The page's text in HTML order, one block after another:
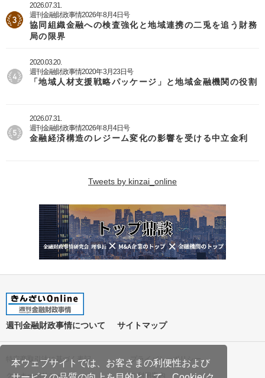
本ウェブサイトでは、お客さまの利便性および
2026.07.31.
週刊金融財政事情2026年8月4日号
協同組織金融への検査強化と地域連携の二兎を追う財務
局の限界
2020.03.20.
週刊金融財政事情2020年3月23日号
「地域人材支援戦略パッケージ」と地域金融機関の役割
2026.07.31.
週刊金融財政事情2026年8月4日号
金融経済構造のレジーム変化の影響を受ける中立金利
Tweets by kinzai_online
週刊金融財政事情について サイトマップ
特定商取引法に基づく表記
プライバシーポリシー
クッキーポリシー
ご利用案内